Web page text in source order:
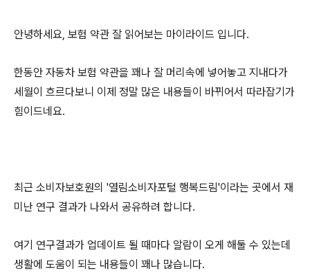
안녕하세요, 보험 약관 잘 읽어보는 마이라이드 입니다.
한동안 자동차 보험 약관을 꽤나 잘 머리속에 넣어놓고 지내다가
세월이 흐르다보니 이제 정말 많은 내용들이 바뀌어서 따라잡기가
힘이드네요.
최근 소비자보호원의 '열림소비자포털 행복드림'이라는 곳에서 재
미난 연구 결과가 나와서 공유하려 합니다.
여기 연구결과가 업데이트 될 때마다 알람이 오게 해둘 수 있는데
생활에 도움이 되는 내용들이 꽤나 많습니다.